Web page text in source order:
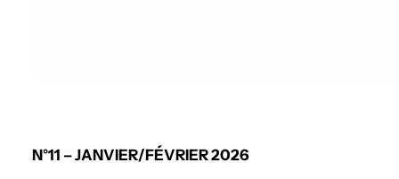
N°11 – JANVIER/FÉVRIER 2026